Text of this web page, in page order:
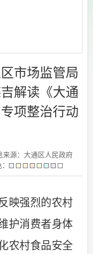
市场监管局
解读《大通
项整治行动
来源：大通区人民政府
映强烈的农村
护消费者身体
农村食品安全